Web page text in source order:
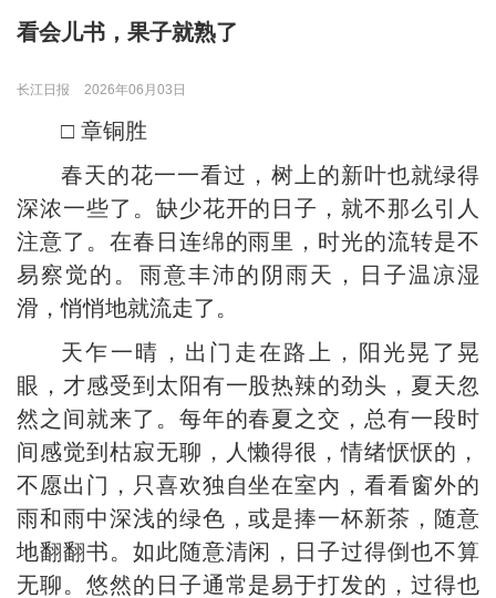
看会儿书，果子就熟了
长江日报 2026年06月03日
□ 章铜胜
春天的花一一看过，树上的新叶也就绿得
深浓一些了。缺少花开的日子，就不那么引人
注意了。在春日连绵的雨里，时光的流转是不
易察觉的。雨意丰沛的阴雨天，日子温凉湿
滑，悄悄地就流走了。
天乍一晴，出门走在路上，阳光晃了晃
眼，才感受到太阳有一股热辣的劲头，夏天忽
然之间就来了。每年的春夏之交，总有一段时
间感觉到枯寂无聊，人懒得很，情绪恹恹的，
不愿出门，只喜欢独自坐在室内，看看窗外的
雨和雨中深浅的绿色，或是捧一杯新茶，随意
地翻翻书。如此随意清闲，日子过得倒也不算
无聊。悠然的日子通常是易于打发的，过得也